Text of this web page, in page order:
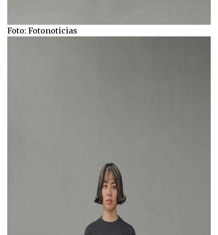
Foto: Fotonoticias